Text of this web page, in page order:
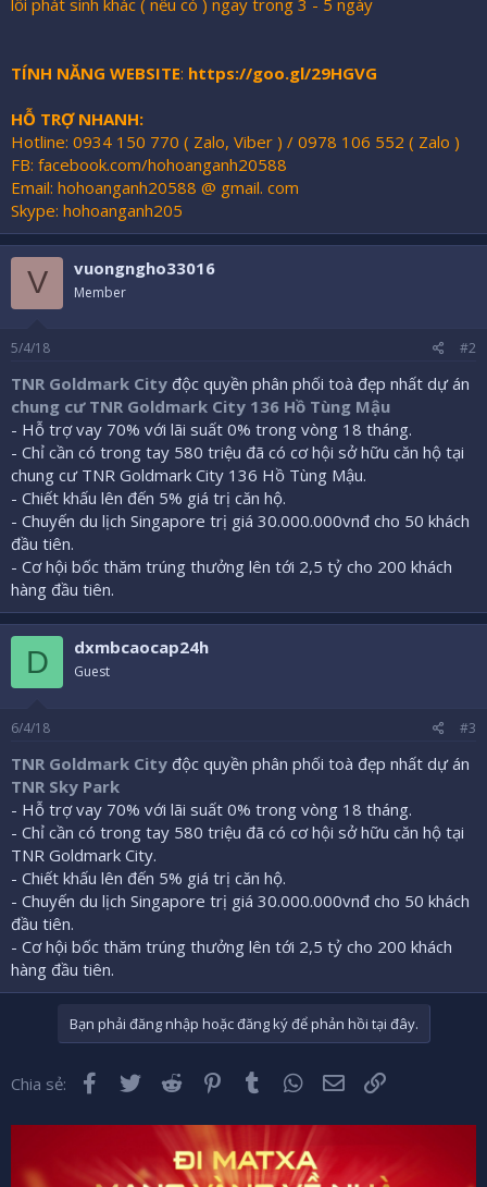
TÍNH NĂNG WEBSITE: https://goo.gl/29HGVG
HỖ TRỢ NHANH:
Hotline: 0934 150 770 ( Zalo, Viber ) / 0978 106 552 ( Zalo )
FB: facebook.com/hohoanganh20588
Email: hohoanganh20588 @ gmail. com
Skype: hohoanganh205
V vuongngho33016
Member
5/4/18 #2
TNR Goldmark City độc quyền phân phối toà đẹp nhất dự án
chung cư TNR Goldmark City 136 Hồ Tùng Mậu
- Hỗ trợ vay 70% với lãi suất 0% trong vòng 18 tháng.
- Chỉ cần có trong tay 580 triệu đã có cơ hội sở hữu căn hộ tại
chung cư TNR Goldmark City 136 Hồ Tùng Mậu.
- Chiết khấu lên đến 5% giá trị căn hộ.
- Chuyến du lịch Singapore trị giá 30.000.000vnđ cho 50 khách
đầu tiên.
- Cơ hội bốc thăm trúng thưởng lên tới 2,5 tỷ cho 200 khách
hàng đầu tiên.
D dxmbcaocap24h
Guest
6/4/18 #3
TNR Goldmark City độc quyền phân phối toà đẹp nhất dự án
TNR Sky Park
- Hỗ trợ vay 70% với lãi suất 0% trong vòng 18 tháng.
- Chỉ cần có trong tay 580 triệu đã có cơ hội sở hữu căn hộ tại
TNR Goldmark City.
- Chiết khấu lên đến 5% giá trị căn hộ.
- Chuyến du lịch Singapore trị giá 30.000.000vnđ cho 50 khách
đầu tiên.
- Cơ hội bốc thăm trúng thưởng lên tới 2,5 tỷ cho 200 khách
hàng đầu tiên.
Bạn phải đăng nhập hoặc đăng ký để phản hồi tại đây.
Chia sẻ: Facebook
Twitter Reddit Pinterest
Tumblr WhatsApp
Email